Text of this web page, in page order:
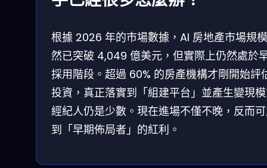
根據 2026 年的市場數據，AI 房地產市場規
然已突破 4,049 億美元，但實際上仍然處於
採用階段。超過 60% 的房產機構才剛開始評
投資，真正落實到「組建平台」並產生變現
經紀人仍是少數。現在進場不僅不晚，反而
到「早期佈局者」的紅利。